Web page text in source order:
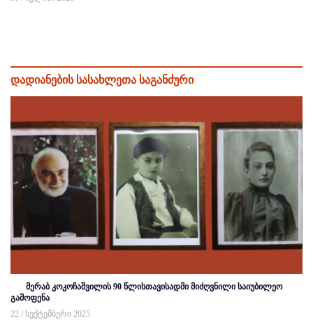
დადიანების სასახლეთა საგანძური
მერაბ კოკოჩაშვილის 90 წლისთავისადმი მიძღვნილი საიუბილეო
გამოფენა
22 / სექტემბერი 2025